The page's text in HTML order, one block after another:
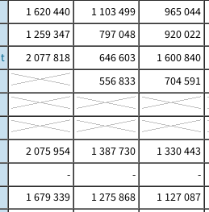
1 620 440 1 103 499 965 044
1 259 347 797 048 920 022
2 077 818 646 603 1 600 840
556 833 704 591
2 075 954 1 387 730 1 330 443
- - -
1 679 339 1 275 868 1 127 087